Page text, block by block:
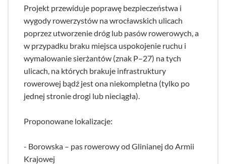
Projekt przewiduje poprawę bezpieczeństwa i
wygody rowerzystów na wrocławskich ulicach
poprzez utworzenie dróg lub pasów rowerowych, a
w przypadku braku miejsca uspokojenie ruchu i
wymalowanie sierżantów (znak P–27) na tych
ulicach, na których brakuje infrastruktury
rowerowej bądź jest ona niekompletna (tylko po
jednej stronie drogi lub nieciągła).
Proponowane lokalizacje:
- Borowska – pas rowerowy od Glinianej do Armii
Krajowej